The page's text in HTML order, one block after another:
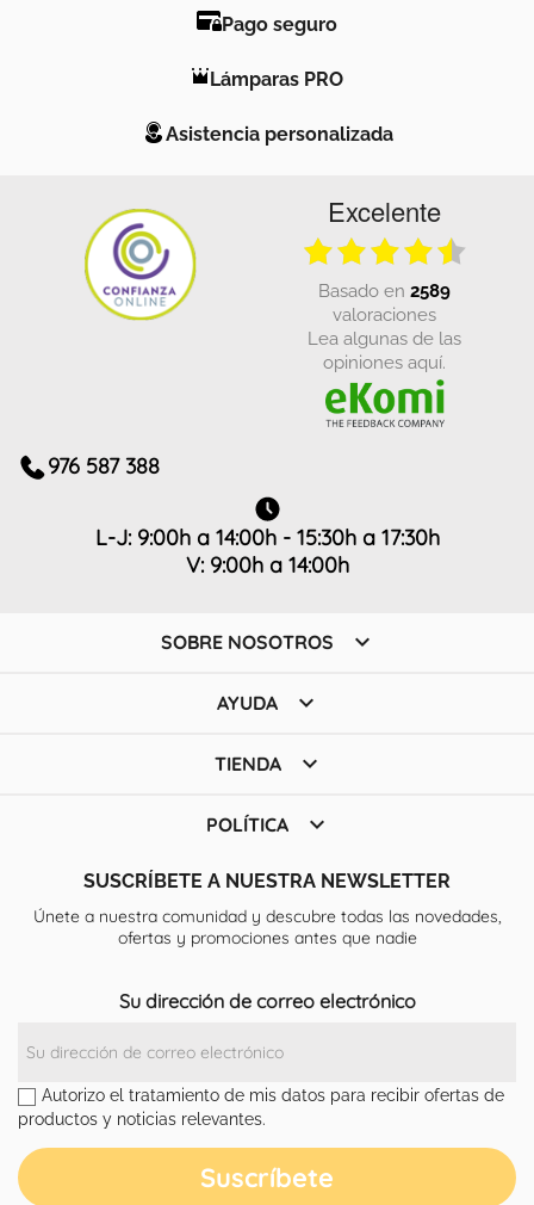
Pago seguro
Lámparas PRO
Asistencia personalizada
Excelente
basado en 2589
valoraciones
Lea algunas de las
opiniones aquí.
976 587 388
L-J: 9:00h a 14:00h - 15:30h a 17:30h
V: 9:00h a 14:00h
SOBRE NOSOTROS 
AYUDA 
TIENDA 
POLÍTICA 
SUSCRÍBETE A NUESTRA NEWSLETTER
Únete a nuestra comunidad y descubre todas las novedades,
ofertas y promociones antes que nadie
Su dirección de correo electrónico
Autorizo el tratamiento de mis datos para recibir ofertas de
productos y noticias relevantes.